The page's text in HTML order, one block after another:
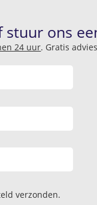
stuur ons
24 uur. Gratis
verzonden.